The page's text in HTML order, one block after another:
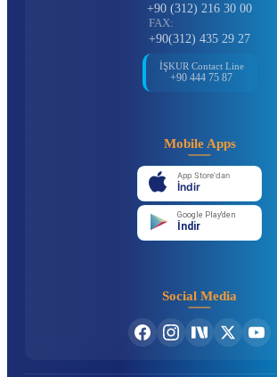
+90 (312) 216 30 00
FAX:
+90(312) 435 29 27
İŞKUR Contact Line
+90 444 75 87
Mobile Apps
App Store'dan
İndir
Google Play'den
İndir
Social Media